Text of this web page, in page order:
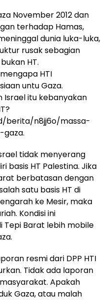
November 2012 dan
terhadap Hamas,
dunia luka-luka,
rusak sebagian
HT.
HTI
untu Gaza.
Israel itu kebanyakan
berita/n8jj6o/massa-
tidak menyerang
basis HT Palestina. Jika
berbatasan dengan
satu basis HT di
ke Mesir, maka
Kondisi ini
Tepi Barat lebih mobile
resmi dari DPP HTI
Tidak ada laporan
Apakah
Gaza, atau malah